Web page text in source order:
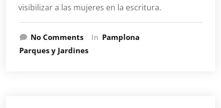
visibilizar a las mujeres en la escritura.
No Comments In Pamplona
Parques y Jardines